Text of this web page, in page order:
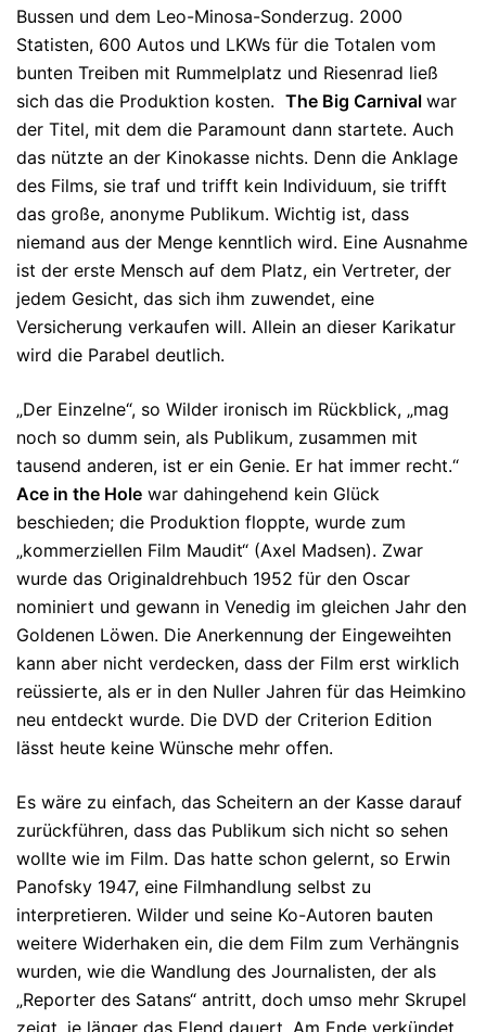
Bussen und dem Leo-Minosa-Sonderzug. 2000
Statisten, 600 Autos und LKWs für die Totalen vom
bunten Treiben mit Rummelplatz und Riesenrad ließ
sich das die Produktion kosten. The Big Carnival war
der Titel, mit dem die Paramount dann startete. Auch
das nützte an der Kinokasse nichts. Denn die Anklage
des Films, sie traf und trifft kein Individuum, sie trifft
das große, anonyme Publikum. Wichtig ist, dass
niemand aus der Menge kenntlich wird. Eine Ausnahme
ist der erste Mensch auf dem Platz, ein Vertreter, der
jedem Gesicht, das sich ihm zuwendet, eine
Versicherung verkaufen will. Allein an dieser Karikatur
wird die Parabel deutlich.
„Der Einzelne“, so Wilder ironisch im Rückblick, „mag
noch so dumm sein, als Publikum, zusammen mit
tausend anderen, ist er ein Genie. Er hat immer recht.“
Ace in the Hole war dahingehend kein Glück
beschieden; die Produktion floppte, wurde zum
„kommerziellen Film Maudit“ (Axel Madsen). Zwar
wurde das Originaldrehbuch 1952 für den Oscar
nominiert und gewann in Venedig im gleichen Jahr den
Goldenen Löwen. Die Anerkennung der Eingeweihten
kann aber nicht verdecken, dass der Film erst wirklich
reüssierte, als er in den Nuller Jahren für das Heimkino
neu entdeckt wurde. Die DVD der Criterion Edition
lässt heute keine Wünsche mehr offen.
Es wäre zu einfach, das Scheitern an der Kasse darauf
zurückführen, dass das Publikum sich nicht so sehen
wollte wie im Film. Das hatte schon gelernt, so Erwin
Panofsky 1947, eine Filmhandlung selbst zu
interpretieren. Wilder und seine Ko-Autoren bauten
weitere Widerhaken ein, die dem Film zum Verhängnis
wurden, wie die Wandlung des Journalisten, der als
„Reporter des Satans“ antritt, doch umso mehr Skrupel
zeigt, je länger das Elend dauert. Am Ende verkündet